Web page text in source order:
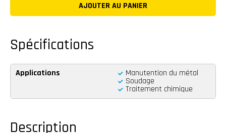
Spécifications
Applications Manutention du métal
Soudage
Traitement chimique
Description